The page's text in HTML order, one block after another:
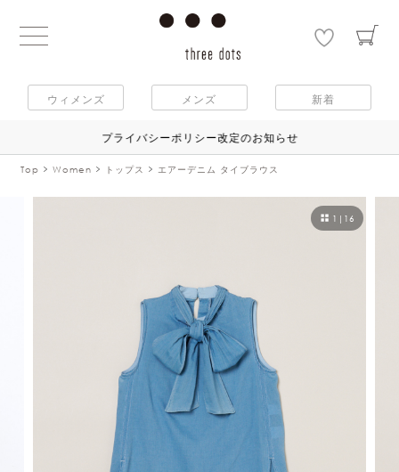
ウィメンズ メンズ 新着
プライバシーポリシー改定のお知らせ
Top Women トップス エアーデニム タイブラウス
1 | 16